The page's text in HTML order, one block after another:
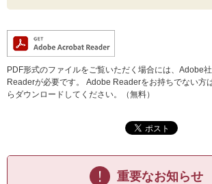
PDF形式のファイルをご覧いただく場合には、Adobe
Readerが必要です。
Adobe Readerをお持ちでない方
らダウンロードしてください。（無料）
重要なお知らせ